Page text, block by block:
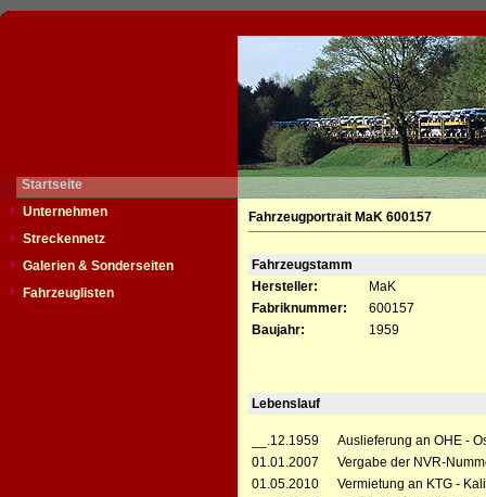
Startseite
Unternehmen
Streckennetz
Galerien & Sonderseiten
Fahrzeuglisten
Fahrzeugportrait MaK 600157
Fahrzeugstamm
Hersteller:
MaK
Fabriknummer:
600157
Baujahr:
1959
Lebenslauf
__.12.1959
Auslieferung an OHE -
01.01.2007
Vergabe der NVR-
01.05.2010
Vermietung an KTG -